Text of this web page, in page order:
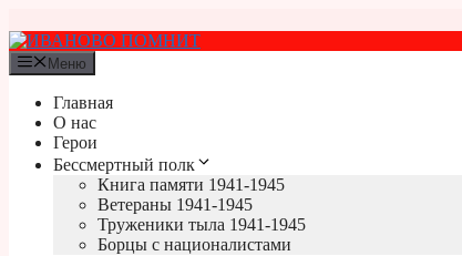
к
содержимому
Меню
Главная
О нас
Герои
Бессмертный полк
Книга памяти 1941-1945
Ветераны 1941-1945
Труженики тыла 1941-1945
Борцы с националистами